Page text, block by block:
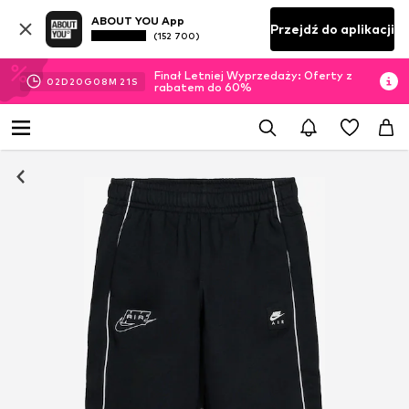
ABOUT YOU App
(152 700) Przejdź do aplikacji
02D 20 G 08M 20S
Finał Letniej Wyprzedaży: Oferty z
rabatem do 60%